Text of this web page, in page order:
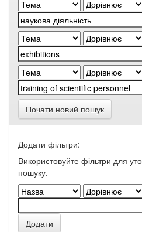
Почати новий пошук
Додати фільтри:
Використовуйте фільтри для
пошуку.